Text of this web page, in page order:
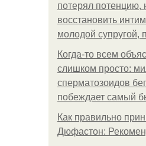
потерял потенцию,
восстановить
молодой
Когда-то всем
слишком просто:
сперматозоидов
побеждает самый
Как правильно
Дюфастон: